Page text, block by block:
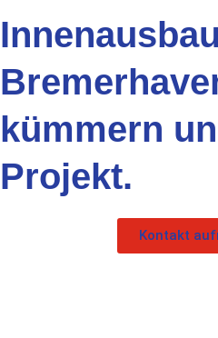
Innenausbau
kümmern
Projekt.
Kontakt